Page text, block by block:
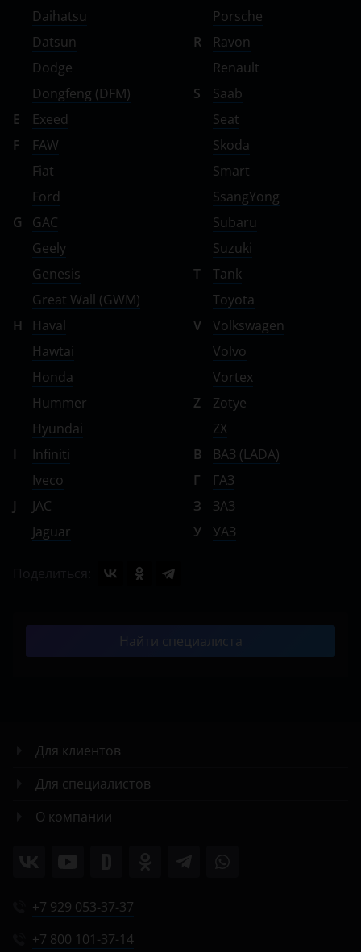
Daihatsu
Datsun
Dodge
Dongfeng (DFM)
E
Exeed
F
FAW
Fiat
Ford
G
GAC
Geely
Genesis
Great Wall (GWM)
H
Haval
Hawtai
Honda
Hummer
Hyundai
I
Infiniti
Iveco
J
JAC
Jaguar
Porsche
R
Ravon
Renault
S
Saab
Seat
Skoda
Smart
SsangYong
Subaru
Suzuki
T
Tank
Toyota
V
Volkswagen
Volvo
Vortex
Z
Zotye
ZX
В
ВАЗ (LADA)
Г
ГАЗ
З
ЗАЗ
У
УАЗ
Найти специалиста
Для клиентов
Для специалистов
О компании
+7 929 053-37-37
+7 800 101-37-14